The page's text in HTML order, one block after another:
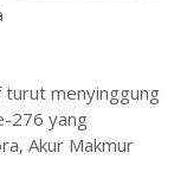
menyinggung
276 yang
Akur Makmur